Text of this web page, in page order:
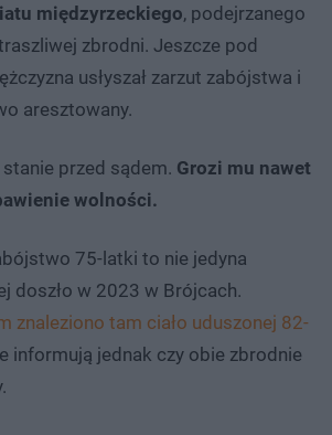
międzyrzeckiego, podejrzanego
zbrodni. Jeszcze pod
usłyszał zarzut zabójstwa i
aresztowany.
przed sądem. Grozi mu nawet
wolności.
75-latki to nie jedyna
doszło w 2023 w Brójcach.
znaleziono tam ciało uduszonej 82-
informują jednak czy obie zbrodnie